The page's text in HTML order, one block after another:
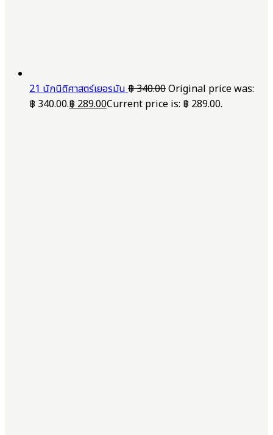
21 นักนิติศาสตร์เยอรมัน ฿340.00Original price was:
฿ 340.00.฿ 289.00Current price is: ฿ 289.00.